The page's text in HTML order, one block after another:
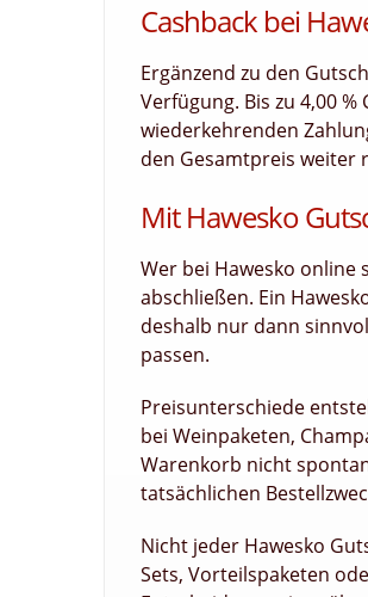
Cashback bei
Ergänzend zu den
Verfügung. Bis zu 4,00
wiederkehrenden
den Gesamtpreis weiter
Mit Hawesko
Wer bei Hawesko
abschließen. Ein
deshalb nur dann
passen.
Preisunterschiede
bei Weinpaketen,
Warenkorb nicht
tatsächlichen
Nicht jeder Hawesko
Sets, Vorteilspaketen